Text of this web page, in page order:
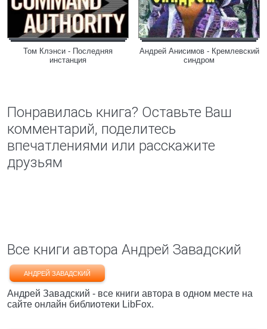
Том Клэнси - Последняя
инстанция
Андрей Анисимов - Кремлевский
синдром
Понравилась книга? Оставьте Ваш
комментарий, поделитесь
впечатлениями или расскажите
друзьям
Все книги автора Андрей Завадский
АНДРЕЙ ЗАВАДСКИЙ
Андрей Завадский - все книги автора в одном месте на
сайте онлайн библиотеки LibFox.